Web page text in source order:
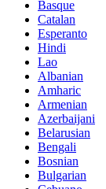
Basque
Catalan
Esperanto
Hindi
Lao
Albanian
Amharic
Armenian
Azerbaijani
Belarusian
Bengali
Bosnian
Bulgarian